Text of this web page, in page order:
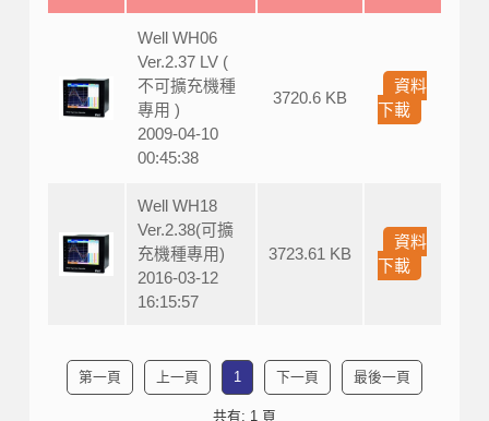
Well WH06
Ver.2.37 LV (
不可擴充機種
專用 )
2009-04-10
00:45:38
3720.6 KB
資料
下載
Well WH18
Ver.2.38(可擴
充機種專用)
2016-03-12
16:15:57
3723.61 KB
資料
下載
第一頁 上一頁 1 下一頁 最後一頁
共有: 1 頁